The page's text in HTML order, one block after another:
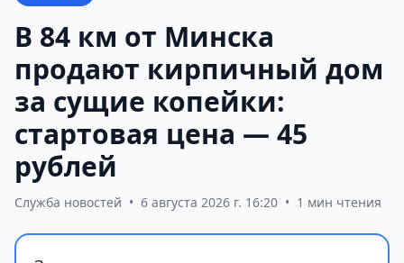
В 84 км от Минска
продают кирпичный дом
за сущие копейки:
стартовая цена — 45
рублей
Служба новостей • 6 августа 2026 г. 16:20 • 1 мин чтения